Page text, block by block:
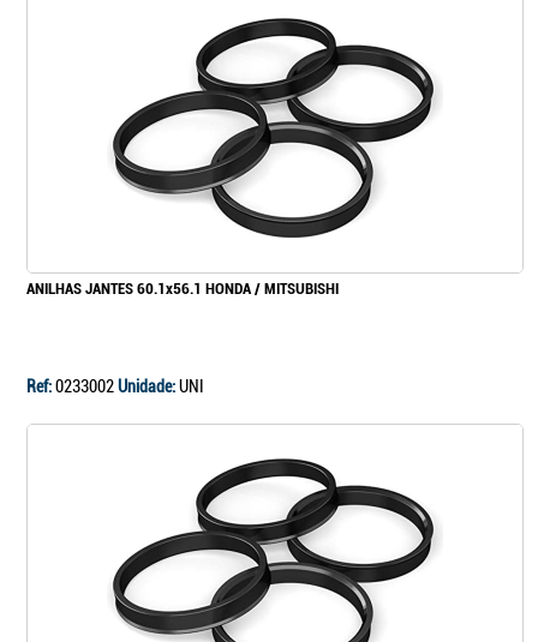
ANILHAS JANTES 60.1x56.1 HONDA / MITSUBISHI
Ref:0233002Unidade:UNI